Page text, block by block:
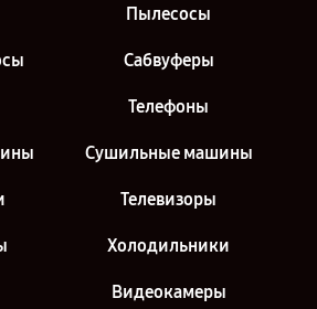
Пылесосы
Сабвуферы
Телефоны
Сушильные машины
Телевизоры
Холодильники
Видеокамеры